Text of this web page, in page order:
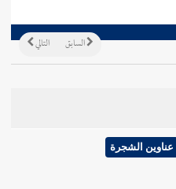
التالي السابق
عناوين الشجرة